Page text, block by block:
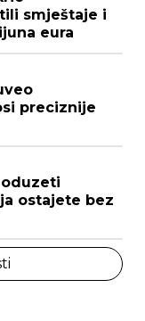
smještaje i
eura
preciznije
ostajete bez